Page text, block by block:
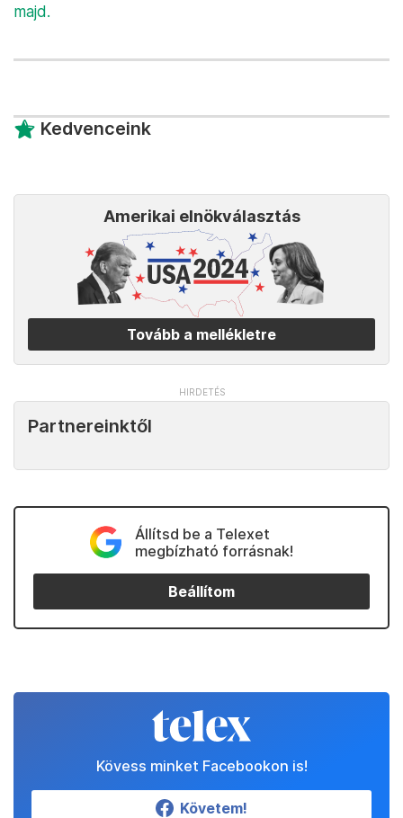
majd.
Kedvenceink
Amerikai elnökválasztás
Tovább a mellékletre
Partnereinktől
Állítsd be a Telexet
megbízható forrásnak!
Beállítom
Kövess minket Facebookon is!
Követem!